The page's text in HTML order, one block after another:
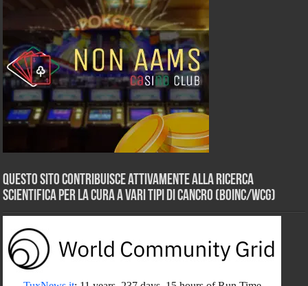
Questo sito contribuisce attivamente alla ricerca
scientifica per la cura a vari tipi di Cancro (BOINC/WCG)